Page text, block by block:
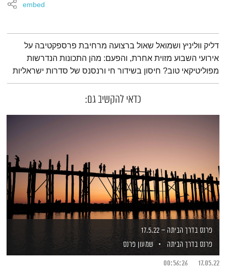
embed
תמצית הפודקאסט
דליק ווליניץ ושמואל שאול ברצועה מרחיבת פרספקטיבה על
אירועי השבוע מזוית אחרת, והפעם: מהן התכונות הנדרשות
מפוליטיקאי טוב? חיסון בשידור חי ורנסנס של סדרות ישראליות
כדאי להקשיב גם:
פרנס בדרך הביתה – 17.5.22
פרנס בדרך הביתה
שמעון פרנס
17.05.22
00:56:26